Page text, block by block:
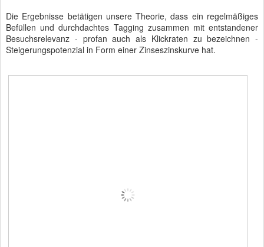
Die Ergebnisse betätigen unsere Theorie, dass ein regelmäßiges
Befüllen und durchdachtes Tagging zusammen mit entstandener
Besuchsrelevanz - profan auch als Klickraten zu bezeichnen -
Steigerungspotenzial in Form einer Zinseszinskurve hat.